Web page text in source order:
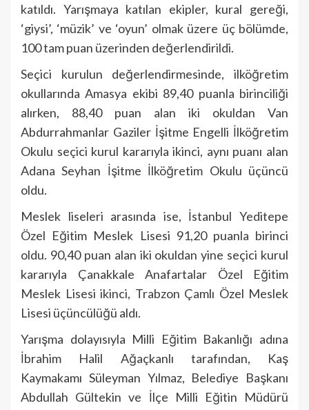
katıldı. Yarışmaya katılan ekipler, kural gereği,
‘giysi’, ‘müzik’ ve ‘oyun’ olmak üzere üç bölümde,
100 tam puan üzerinden değerlendirildi.
Seçici kurulun değerlendirmesinde, ilköğretim
okullarında Amasya ekibi 89,40 puanla birinciliği
alırken, 88,40 puan alan iki okuldan Van
Abdurrahmanlar Gaziler İşitme Engelli İlköğretim
Okulu seçici kurul kararıyla ikinci, aynı puanı alan
Adana Seyhan İşitme İlköğretim Okulu üçüncü
oldu.
Meslek liseleri arasında ise, İstanbul Yeditepe
Özel Eğitim Meslek Lisesi 91,20 puanla birinci
oldu. 90,40 puan alan iki okuldan yine seçici kurul
kararıyla Çanakkale Anafartalar Özel Eğitim
Meslek Lisesi ikinci, Trabzon Çamlı Özel Meslek
Lisesi üçüncülüğü aldı.
Yarışma dolayısıyla Milli Eğitim Bakanlığı adına
İbrahim Halil Ağaçkanlı tarafından, Kaş
Kaymakamı Süleyman Yılmaz, Belediye Başkanı
Abdullah Gültekin ve İlçe Milli Eğitin Müdürü